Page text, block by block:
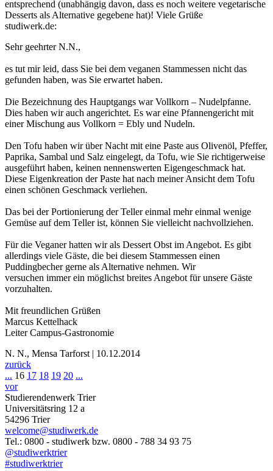
entsprechend (unabhängig davon, dass es noch weitere vegetarische
Desserts als Alternative gegebene hat)! Viele Grüße
studiwerk.de:
Sehr geehrter N.N.,
es tut mir leid, dass Sie bei dem veganen Stammessen nicht das
gefunden haben, was Sie erwartet haben.
Die Bezeichnung des Hauptgangs war Vollkorn – Nudelpfanne.
Dies haben wir auch angerichtet. Es war eine Pfannengericht mit
einer Mischung aus Vollkorn = Ebly und Nudeln.
Den Tofu haben wir über Nacht mit eine Paste aus Olivenöl, Pfeffer,
Paprika, Sambal und Salz eingelegt, da Tofu, wie Sie richtigerweise
ausgeführt haben, keinen nennenswerten Eigengeschmack hat.
Diese Eigenkreation der Paste hat nach meiner Ansicht dem Tofu
einen schönen Geschmack verliehen.
Das bei der Portionierung der Teller einmal mehr einmal wenige
Gemüse auf dem Teller ist, können Sie vielleicht nachvollziehen.
Für die Veganer hatten wir als Dessert Obst im Angebot. Es gibt
allerdings viele Gäste, die bei diesem Stammessen einen
Puddingbecher gerne als Alternative nehmen. Wir
versuchen immer ein möglichst breites Angebot für unsere Gäste
vorzuhalten.
Mit freundlichen Grüßen
Marcus Kettelhack
Leiter Campus-Gastronomie
N. N., Mensa Tarforst | 10.12.2014
zurück
... 16 17 18 19 20 ...
vor
Studierendenwerk Trier
Universitätsring 12 a
54296 Trier
welcome@studiwerk.de
Tel.: 0800 - studiwerk bzw. 0800 - 788 34 93 75
@studiwerktrier
#studiwerktrier